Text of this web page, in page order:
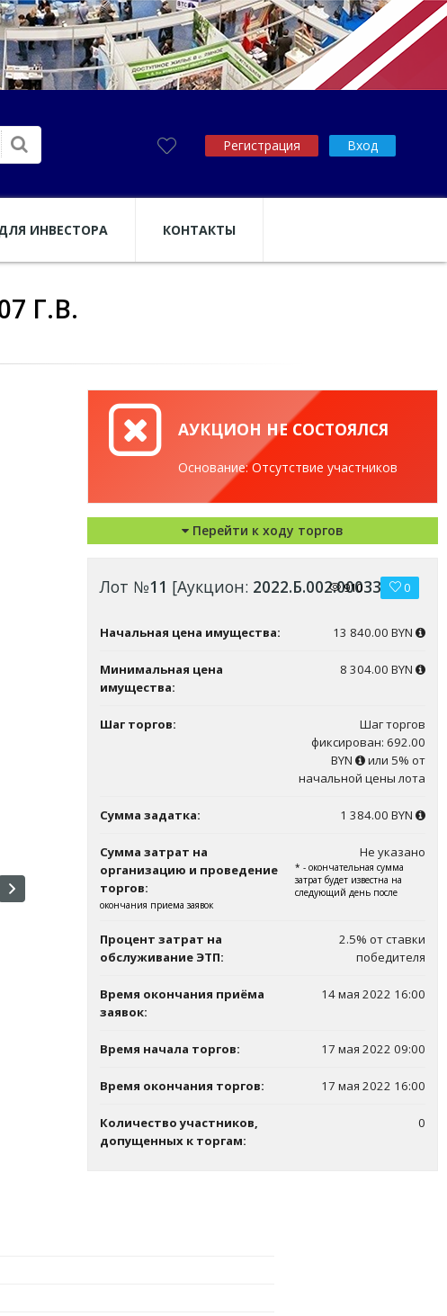
Регистрация Вход
ИНВЕСТОРА КОНТАКТЫ
Г.В.
АУКЦИОН НЕ СОСТОЯЛСЯ
Основание: Отсутствие участников
Перейти к ходу торгов
Лот №11 [Аукцион: 2022.Б.002.00033
910 0
Начальная цена имущества: 13 840.00 BYN
Минимальная цена
имущества:
8 304.00 BYN
Шаг торгов:
Шаг торгов
фиксирован: 692.00
BYN
или 5% от
начальной цены лота
Сумма задатка: 1 384.00 BYN
Сумма затрат на
организацию и проведение
торгов:
Не указано
* - окончательная сумма
затрат будет известна на
следующий день после
окончания приема заявок
Процент затрат на
обслуживание ЭТП:
2.5% от ставки
победителя
Время окончания приёма
заявок:
14 мая 2022 16:00
Время начала торгов: 17 мая 2022 09:00
Время окончания торгов: 17 мая 2022 16:00
Количество участников,
допущенных к торгам:
0